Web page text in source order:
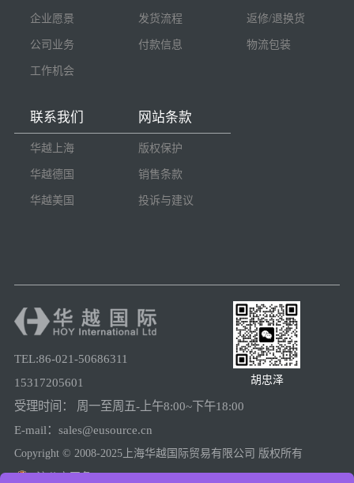
企业愿景
公司业务
工作机会
发货流程
付款信息
返修/退换货
物流包装
联系我们
华越上海
华越德国
华越美国
网站条款
版权保护
销售条款
投诉与建议
TEL:86-021-50686311
15317205601
受理时间： 周一至周五-上午8:00~下午18:00
E-mail：sales@eusource.cn
胡忠泽
Copyright © 2008-2025上海华越国际贸易有限公司 版权所有